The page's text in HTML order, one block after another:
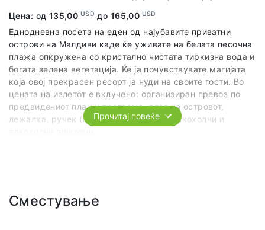
Цена: од 135,00 USD до 165,00 USD
Еднодневна посета на еден од најубавите приватни
острови на Малдиви каде ќе уживате на белата песочна
плажа опкружена со кристално чистата тиркизна вода и
богата зелена вегетација. Ќе ја почувствувате магијата
која овој прекрасен ресорт ја нуди на своите гости. Во
цената на излетот е вклучено: oрганизиран превоз по
предвидениот план и програма, влез на островот,
лежалка, ручек (шведска маса) и безалкохолни и
доколку на одредена група не може да им биде понуден
Прочитај повеќе
Сместување